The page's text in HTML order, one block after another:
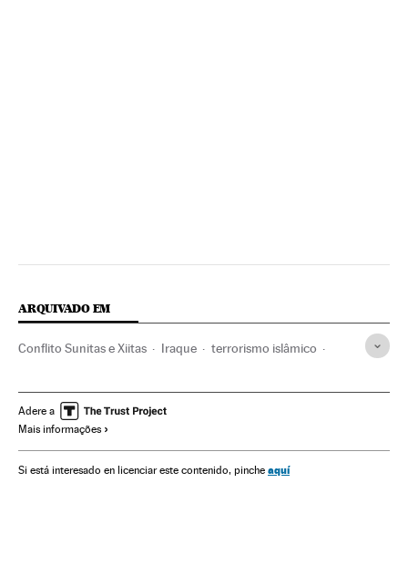
ARQUIVADO EM
Conflito Sunitas e Xiitas Iraque terrorismo islâmico
Adere a
Mais informações
Si está interesado en licenciar este contenido, pinche aquí